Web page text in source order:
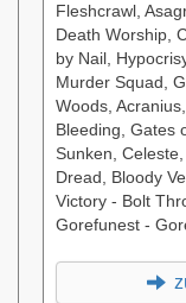
Fleshcrawl,
Death Worship,
by Nail,
Murder Squad,
Woods,
Bleeding, Gates
Sunken,
Dread, Bloody
Victory - Bolt
Gorefunest -